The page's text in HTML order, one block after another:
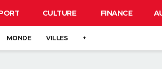
CULTURE FINANCE
MONDE VILLES +